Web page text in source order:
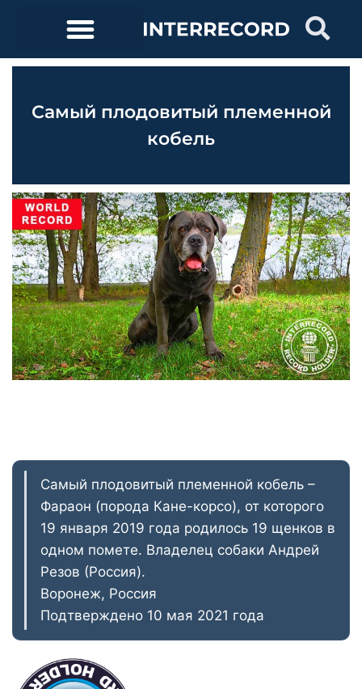
Самый плодовитый племенной
кобель
Самый плодовитый племенной кобель –
Фараон (порода Кане-корсо), от которого
19 января 2019 года родилось 19 щенков в
одном помете. Владелец собаки Андрей
Резов (Россия).
Воронеж, Россия
Подтверждено 10 мая 2021 года